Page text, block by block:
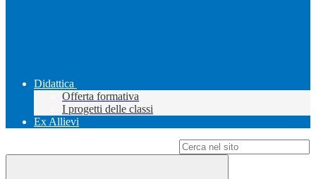
Didattica
Offerta formativa
I progetti delle classi
Ex Allievi